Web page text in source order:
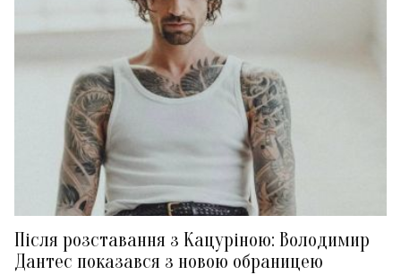
Після розставання з Кацуріною: Володимир
Дантес показався з новою обраницею